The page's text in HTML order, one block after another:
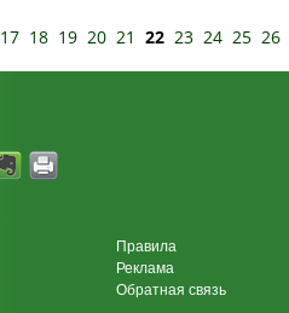
17 18 19 20 21 22 23 24 25 26
Правила
Реклама
Обратная связь